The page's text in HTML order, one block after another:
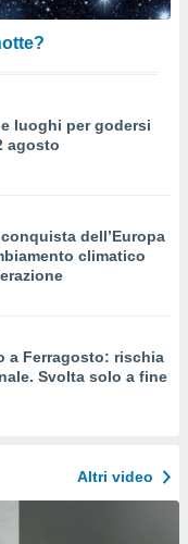
luoghi per godersi
agosto
dell’Europa
climatico
a Ferragosto: rischia
Svolta solo a fine
Altri video